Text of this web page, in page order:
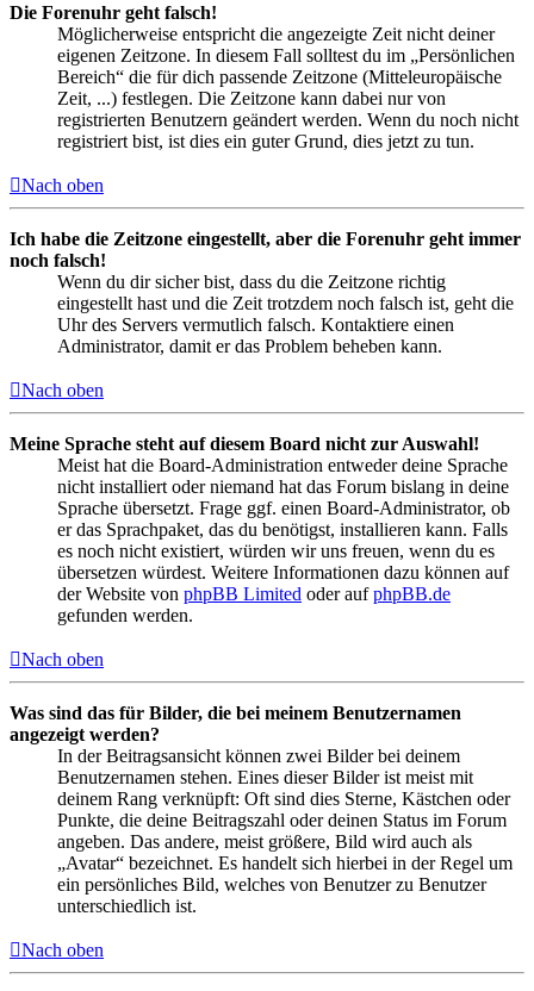
Die Forenuhr geht falsch!
Möglicherweise entspricht die angezeigte Zeit nicht deiner
eigenen Zeitzone. In diesem Fall solltest du im „Persönlichen
Bereich“ die für dich passende Zeitzone (Mitteleuropäische
Zeit, ...) festlegen. Die Zeitzone kann dabei nur von
registrierten Benutzern geändert werden. Wenn du noch nicht
registriert bist, ist dies ein guter Grund, dies jetzt zu tun.
Nach oben
Ich habe die Zeitzone eingestellt, aber die Forenuhr geht immer
noch falsch!
Wenn du dir sicher bist, dass du die Zeitzone richtig
eingestellt hast und die Zeit trotzdem noch falsch ist, geht die
Uhr des Servers vermutlich falsch. Kontaktiere einen
Administrator, damit er das Problem beheben kann.
Nach oben
Meine Sprache steht auf diesem Board nicht zur Auswahl!
Meist hat die Board-Administration entweder deine Sprache
nicht installiert oder niemand hat das Forum bislang in deine
Sprache übersetzt. Frage ggf. einen Board-Administrator, ob
er das Sprachpaket, das du benötigst, installieren kann. Falls
es noch nicht existiert, würden wir uns freuen, wenn du es
übersetzen würdest. Weitere Informationen dazu können auf
der Website von phpBB Limited oder aufphpBB.de
gefunden werden.
Nach oben
Was sind das für Bilder, die bei meinem Benutzernamen
angezeigt werden?
In der Beitragsansicht können zwei Bilder bei deinem
Benutzernamen stehen. Eines dieser Bilder ist meist mit
deinem Rang verknüpft: Oft sind dies Sterne, Kästchen oder
Punkte, die deine Beitragszahl oder deinen Status im Forum
angeben. Das andere, meist größere, Bild wird auch als
„Avatar“ bezeichnet. Es handelt sich hierbei in der Regel um
ein persönliches Bild, welches von Benutzer zu Benutzer
unterschiedlich ist.
Nach oben